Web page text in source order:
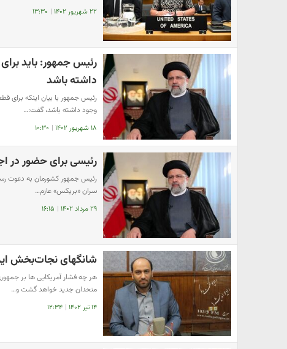
۲۲ شهریور ۱۴۰۲ | ۱۳:۳۰
رئیس جمهور: باید
داشته باشد
رئیس جمهور با بیان اینکه برای
وجود داشته باشد، گفت:…
۱۸ شهریور ۱۴۰۲ | ۱۰:۳۰
رئیسی برای حضور در
رئیس جمهور کشورمان به دعوت
سران «بریکس» عازم…
۲۹ مرداد ۱۴۰۲ | ۱۶:۱۵
شانگهای نجات‌بخش
هر چه فشار آمریکایی ها بر
متحدان جدید خواهد گشت و…
۱۴ تیر ۱۴۰۲ | ۱۲:۳۴